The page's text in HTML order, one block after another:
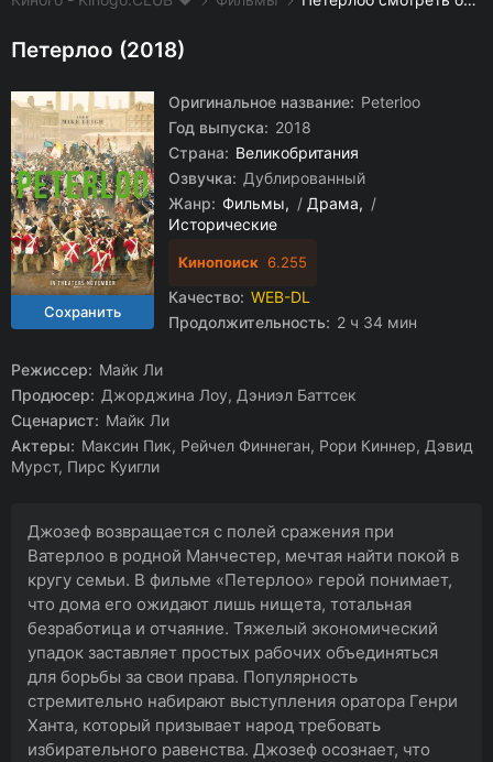
Петерлоо (2018)
Оригинальное название: Peterloo
Год выпуска: 2018
Страна: Великобритания
Озвучка: Дублированный
Жанр: Фильмы / Драма
/
Исторические
Кинопоиск 6.255
Качество: WEB-DL
Продолжительность: 2 ч 34 мин
Режиссер: Майк Ли
Продюсер: Джорджина Лоу, Дэниэл Баттсек
Сценарист: Майк Ли
Актеры: Максин Пик, Рейчел Финнеган, Рори Киннер, Дэвид
Мурст, Пирс Куигли
Джозеф возвращается с полей сражения при
Ватерлоо в родной Манчестер, мечтая найти покой в
кругу семьи. В фильме «Петерлоо» герой понимает,
что дома его ожидают лишь нищета, тотальная
безработица и отчаяние. Тяжелый экономический
упадок заставляет простых рабочих объединяться
для борьбы за свои права. Популярность
стремительно набирают выступления оратора Генри
Ханта, который призывает народ требовать
избирательного равенства. Джозеф осознает, что